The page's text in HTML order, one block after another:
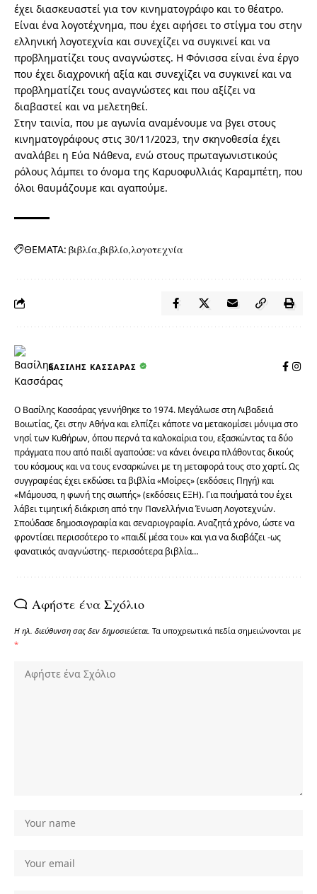
έχει διασκευαστεί για τον κινηματογράφο και το θέατρο.
Είναι ένα λογοτέχνημα, που έχει αφήσει το στίγμα του στην
ελληνική λογοτεχνία και συνεχίζει να συγκινεί και να
προβληματίζει τους αναγνώστες. Η Φόνισσα είναι ένα έργο
που έχει διαχρονική αξία και συνεχίζει να συγκινεί και να
προβληματίζει τους αναγνώστες και που αξίζει να
διαβαστεί και να μελετηθεί.
Στην ταινία, που με αγωνία αναμένουμε να βγει στους
κινηματογράφους στις 30/11/2023, την σκηνοθεσία έχει
αναλάβει η Εύα Νάθενα, ενώ στους πρωταγωνιστικούς
ρόλους λάμπει το όνομα της Καρυοφυλλιάς Καραμπέτη, που
όλοι θαυμάζουμε και αγαπούμε.
ΘΕΜΑΤΑ: βιβλία βιβλίο λογοτεχνία
ΒΑΣΊΛΗΣ ΚΑΣΣΆΡΑΣ
Ο Βασίλης Κασσάρας γεννήθηκε το 1974. Μεγάλωσε στη Λιβαδειά
Βοιωτίας, ζει στην Αθήνα και ελπίζει κάποτε να μετακομίσει μόνιμα στο
νησί των Κυθήρων, όπου περνά τα καλοκαίρια του, εξασκώντας τα δύο
πράγματα που από παιδί αγαπούσε: να κάνει όνειρα πλάθοντας δικούς
του κόσμους και να τους ενσαρκώνει με τη μεταφορά τους στο χαρτί. Ως
συγγραφέας έχει εκδώσει τα βιβλία «Μοίρες» (εκδόσεις Πηγή) και
«Μάμουσα, η φωνή της σιωπής» (εκδόσεις ΕΞΗ). Για ποιήματά του έχει
λάβει τιμητική διάκριση από την Πανελλήνια Ένωση Λογοτεχνών.
Σπούδασε δημοσιογραφία και σεναριογραφία. Αναζητά χρόνο, ώστε να
φροντίσει περισσότερο το «παιδί μέσα του» και για να διαβάζει -ως
φανατικός αναγνώστης- περισσότερα βιβλία…
Αφήστε ένα Σχόλιο
Η ηλ. διεύθυνση σας δεν δημοσιεύεται. Τα υποχρεωτικά πεδία σημειώνονται με
*